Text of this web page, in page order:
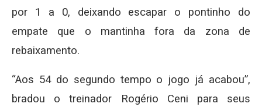
por 1 a 0, deixando escapar o pontinho do
empate que o mantinha fora da zona de
rebaixamento.
“Aos 54 do segundo tempo o jogo já acabou”,
bradou o treinador Rogério Ceni para seus